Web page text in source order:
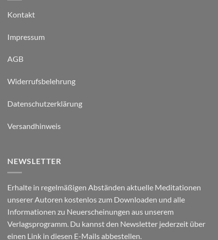
Kontakt
Impressum
AGB
Widerrufsbelehrung
Datenschutzerklärung
Versandhinweis
NEWSLETTER
Erhalte in regelmäßigen Abständen aktuelle Meditationen
unserer Autoren kostenlos zum Downloaden und alle
Informationen zu Neuerscheinungen aus unserem
Verlagsprogramm. Du kannst den Newsletter jederzeit über
einen Link in diesen E-Mails abbestellen.